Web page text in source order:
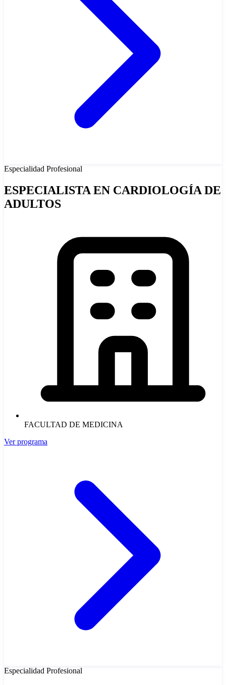
Especialidad Profesional
ESPECIALISTA EN CARDIOLOGÍA DE
ADULTOS
FACULTAD DE MEDICINA
Ver programa
Especialidad Profesional